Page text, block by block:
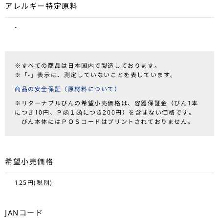
アレルギー特定原料
-
※すべての商品は日本国内で製造しております。
※「-」表示は、測定していないことを表しています。
商品の安全保証（原材料について）
※リターナブルびんの希望小売価格は、容器保証金（びん1本
につき10円、Ｐ函１函につき200円）を含まない価格です。
びん本体にはＰＯＳコードはプリントされておりません。
希望小売価格
125円(税別)
JANコード